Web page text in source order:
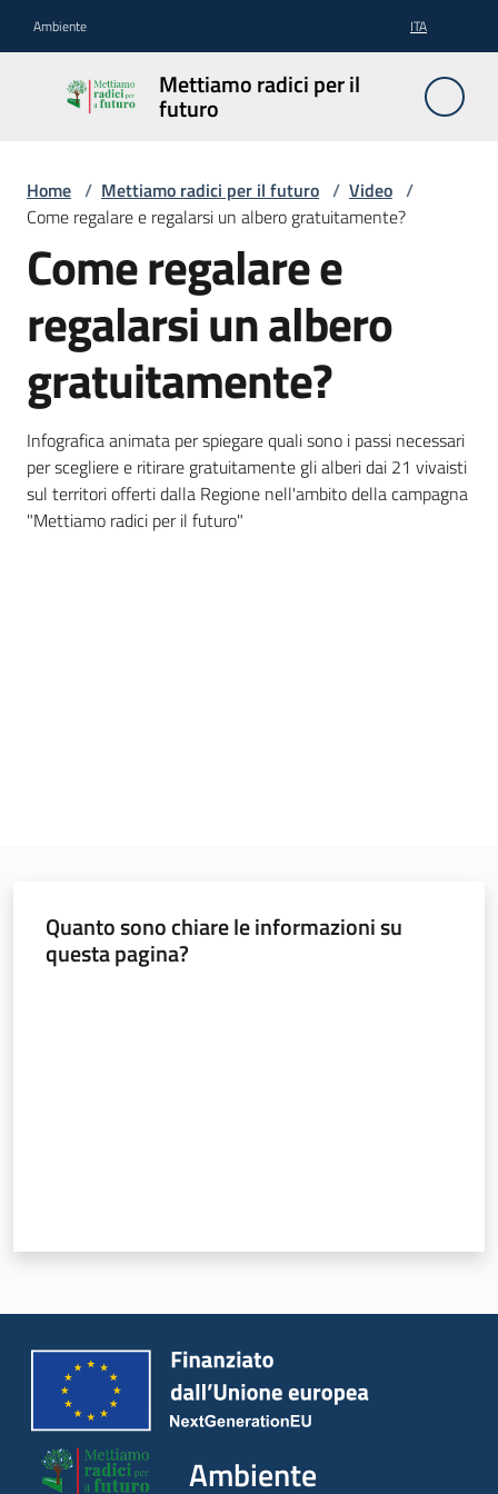
Ambiente ITA
Mettiamo radici per il
futuro
Mettiamo
radici per
il futuro
Il
progetto
Come
funziona
Come
curare
gli
alberi
Ambiente
Home / Mettiamo radici per il futuro / Video /
Come regalare e regalarsi un albero gratuitamente?
Come regalare e
regalarsi un albero
gratuitamente?
Infografica animata per spiegare quali sono i passi necessari
per scegliere e ritirare gratuitamente gli alberi dai 21 vivaisti
sul territori offerti dalla Regione nell'ambito della campagna
"Mettiamo radici per il futuro"
Quanto sono chiare le informazioni su
questa pagina?
Ambiente